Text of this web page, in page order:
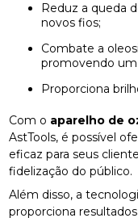
Reduz a queda de cabelo e estimula o crescimento de
novos fios;
Combate a oleosidade excessiva e a caspa,
promovendo um
Proporciona
Com o aparelho de
AstTools, é possível
eficaz para seus
fidelização do público.
Além disso, a
proporciona